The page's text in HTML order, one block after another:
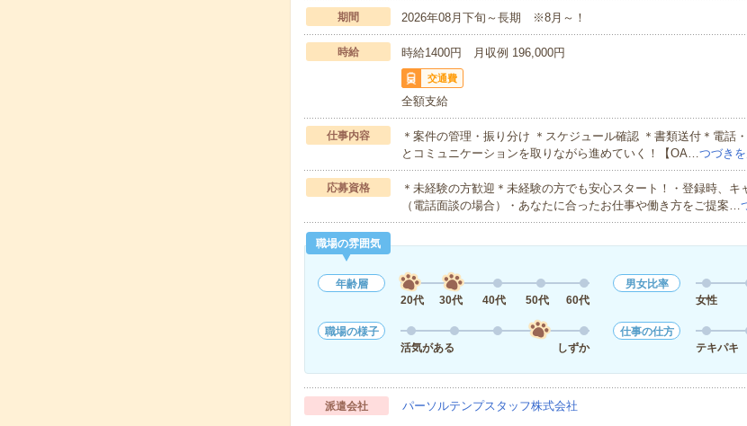
期間 2026年08月下旬～長期 ※8月～！
時給 時給1400円 月収例 196,000円
交通費
全額支給
仕事内容
＊案件の管理・振り分け ＊スケジュール確認 ＊書類送付＊電話
とコミュニケーションを取りながら進めていく！【OA…つづき
応募資格
＊未経験の方歓迎＊未経験の方でも安心スタート！・登録時、キ
（電話面談の場合）・あなたに合ったお仕事や働き方をご提案…
職場の雰囲気
年齢層
20代
30代 40代 50代 60代
男女比率
女性
職場の様子
活気がある
しずか
仕事の仕方
テキパキ
派遣会社 パーソルテンプスタッフ株式会社